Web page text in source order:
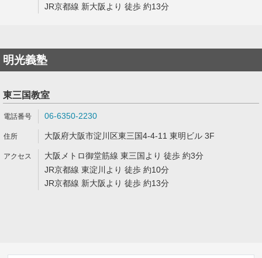
JR京都線 新大阪より 徒歩 約13分
明光義塾
東三国教室
06-6350-2230
大阪府大阪市淀川区東三国4-4-11 東明ビル 3F
大阪メトロ御堂筋線 東三国より 徒歩 約3分
JR京都線 東淀川より 徒歩 約10分
JR京都線 新大阪より 徒歩 約13分